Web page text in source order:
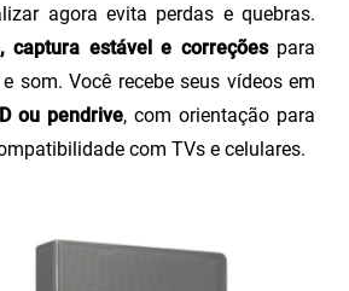
agora evita perdas e quebras.
captura estável e correçõespara
som. Você recebe seus vídeos em
ou pendrive, com orientação para
com TVs e celulares.